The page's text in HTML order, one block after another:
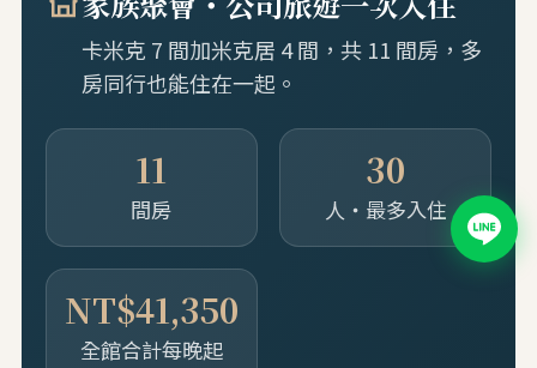
卡米克 7 間加米克居 4 間，共 11 間房，多
房同行也能住在一起。
11
間房
30
人・最多入住
NT$41,350
全館合計每晚起